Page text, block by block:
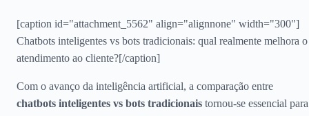
[caption id="attachment_5562" align="alignnone" width="300"]
Chatbots inteligentes vs bots tradicionais: qual realmente melhora o
atendimento ao cliente?[/caption]
Com o avanço da inteligência artificial, a comparação entre
chatbots inteligentes vs bots tradicionais tornou-se essencial para